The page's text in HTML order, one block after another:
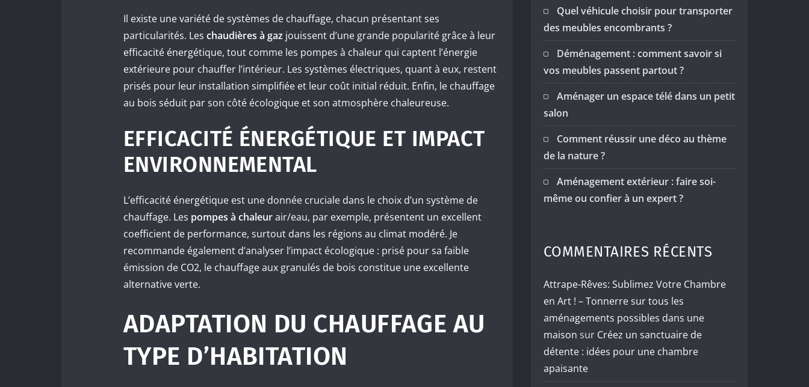
Il existe une variété de systèmes de chauffage, chacun présentant ses
particularités. Les chaudières à gaz jouissent d’une grande popularité grâce à leur
efficacité énergétique, tout comme les pompes à chaleur qui captent l’énergie
extérieure pour chauffer l’intérieur. Les systèmes électriques, quant à eux, restent
prisés pour leur installation simplifiée et leur coût initial réduit. Enfin, le chauffage
au bois séduit par son côté écologique et son atmosphère chaleureuse.
EFFICACITÉ ÉNERGÉTIQUE ET IMPACT
ENVIRONNEMENTAL
L’efficacité énergétique est une donnée cruciale dans le choix d’un système de
chauffage. Les pompes à chaleurair/eau, par exemple, présentent un excellent
coefficient de performance, surtout dans les régions au climat modéré. Je
recommande également d’analyser l’impact écologique : prisé pour sa faible
émission de CO2, le chauffage aux granulés de bois constitue une excellente
alternative verte.
ADAPTATION DU CHAUFFAGE AU
TYPE D’HABITATION
Quel véhicule choisir pour transporter
des meubles encombrants ?
Déménagement : comment savoir si
vos meubles passent partout ?
Aménager un espace télé dans un petit
salon
Comment réussir une déco au thème
de la nature ?
Aménagement extérieur : faire soi-
même ou confier à un expert ?
COMMENTAIRES RÉCENTS
Attrape-Rêves: Sublimez Votre Chambre
en Art ! – Tonnerre sur tous les
aménagements possibles dans une
maison sur Créez un sanctuaire de
détente : idées pour une chambre
apaisante